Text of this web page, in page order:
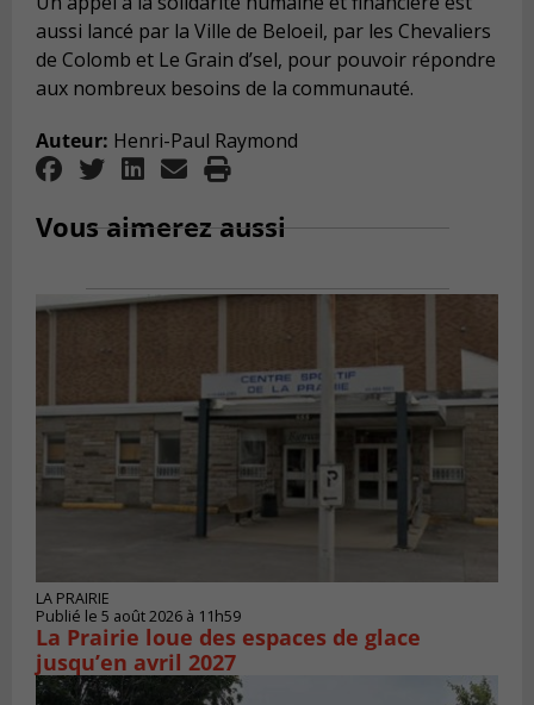
aussi lancé par la Ville de Beloeil, par les Chevaliers
de Colomb et Le Grain d’sel, pour pouvoir répondre
aux nombreux besoins de la communauté.
Auteur: Henri-Paul Raymond
Vous aimerez aussi
LA PRAIRIE
Publié le 5 août 2026 à 11h59
La Prairie loue des espaces de glace
jusqu’en avril 2027